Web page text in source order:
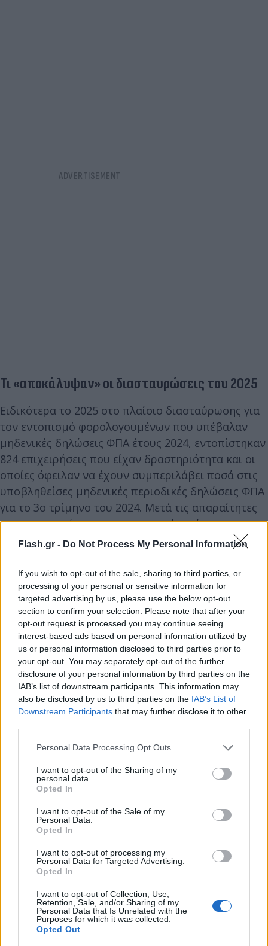
Flash.gr - Do Not Process My Personal Information
If you wish to opt-out of the sale, sharing to third parties, or
processing of your personal or sensitive information for
targeted advertising by us, please use the below opt-out
section to confirm your selection. Please note that after your
opt-out request is processed you may continue seeing
interest-based ads based on personal information utilized by
us or personal information disclosed to third parties prior to
your opt-out. You may separately opt-out of the further
disclosure of your personal information by third parties on the
IAB’s list of downstream participants. This information may
also be disclosed by us to third parties on the IAB’s List of
Downstream Participants that may further disclose it to other
Please note that this website/app uses one or more Google
not limited to your visit or usage behaviour. You may click to
grant or deny consent to Google and its third-party tags to
use your data for below specified purposes in below Google
consent section.
Personal Data Processing Opt Outs
I want to opt-out of the Sharing of my
personal data.
Opted In
I want to opt-out of the Sale of my
Personal Data.
Opted In
I want to opt-out of processing my
Personal Data for Targeted Advertising.
Opted In
I want to opt-out of Collection, Use,
Retention, Sale, and/or Sharing of my
Personal Data that Is Unrelated with the
Purposes for which it was collected.
Opted Out
Τι «αποκάλυψαν» οι διασταυρώσεις του 2025
Ειδικότερα το 2025 στο πλαίσιο διασταύρωσης για
τον εντοπισμό φορολογουμένων που υπέβαλαν
μηδενικές δηλώσεις ΦΠΑ έτους 2024, εντοπίστηκαν
824 επιχειρήσεις που είχαν δραστηριότητα και οι
οποίες όφειλαν να έχουν συμπεριλάβει ποσά στις
υποβληθείσες μηδενικές περιοδικές δηλώσεις ΦΠΑ
για το 3ο τρίμηνο του 2024. Μετά τις απαραίτητες
επιχειρησιακές και επικοινωνιακές ενέργειες της
Διεύθυνσης Φορολογικής Συμμόρφωσης,
534 τροποποιητικές δηλώσεις ΦΠΑ. Το ποσό των
φορολογικών εκροών που δηλώθηκε ανήλθε σε 9,8
εκατ. ευρώ. Επίσης με την αξιοποίηση δεδομένων
του myData, εντοπίστηκαν 553 επιχειρήσεις που
είχαν υποβάλει κενές-μηδενικές δηλώσεις ΦΠΑ για
το 3ο τρίμηνο του 2023, ενώ είχαν επιχειρηματική
δραστηριότητα. Από τις 553 επιχειρήσεις
συμμορφώθηκαν οι 251 και δηλώθηκαν επιπλέον
17,5 εκατ. ευρώ φορολογητέες εκροές.
Παράλληλα το 2025 οι ελεγκτές της ΑΑΔΕ
ολοκλήρωσαν 159 έρευνεςαπάτης ΦΠΑ
καλύπτοντας τον ετήσιο στόχο των 155 ερευνών με
την παραβατικότητα να ανέρχεται στο 81,1% έναντι
ετήσιου στόχου 70%. Από τις έρευνες προέκυψαν
129 περιπτώσεις εντοπισμού εξαφανισμένων
εμπόρων που συνδέονται με ενδοκοινοτική απάτη
στον ΦΠΑ με διαφυγόντα έσοδα ύψους 9,9 εκατ.
ευρώ και ακολούθησε η διαδικασία
απενεργοποίησης του κοινοτικού τους ΑΦΜ.
Όσον αφορά στις επιστροφές ΦΠΑ ο σχεδιασμός
της ΑΑΔΕ για το 2026 προβλέπει ότι τουλάχιστον το